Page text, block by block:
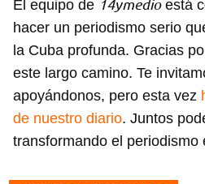
El equipo de 14ymedioestá
hacer un periodismo serio
la Cuba profunda. Gracias
este largo camino. Te
apoyándonos, pero esta vez
de nuestro diario. Juntos
transformando el periodismo